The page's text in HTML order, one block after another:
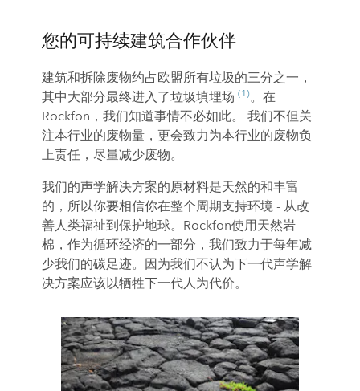
您的可持续建筑合作伙伴
建筑和拆除废物约占欧盟所有垃圾的三分之一，
其中大部分最终进入了垃圾填埋场 (1)。在
Rockfon，我们知道事情不必如此。 我们不但关
注本行业的废物量，更会致力为本行业的废物负
上责任，尽量减少废物。
我们的声学解决方案的原材料是天然的和丰富
的，所以你要相信你在整个周期支持环境 - 从改
善人类福祉到保护地球。Rockfon使用天然岩
棉，作为循环经济的一部分，我们致力于每年减
少我们的碳足迹。因为我们不认为下一代声学解
决方案应该以牺牲下一代人为代价。